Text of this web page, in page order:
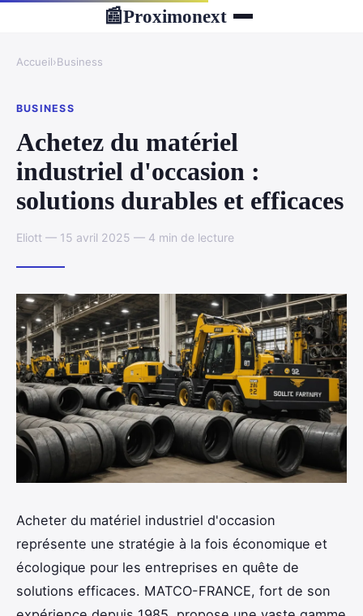
📰Proximonext
Accueil›Business
BUSINESS
Achetez du matériel
industriel d'occasion :
solutions durables et efficaces
Eliott — 15 avril 2025 — 4 min de lecture
Acheter du matériel industriel d'occasion
représente une stratégie à la fois économique et
écologique pour les entreprises en quête de
solutions efficaces. MATCO-FRANCE, fort de son